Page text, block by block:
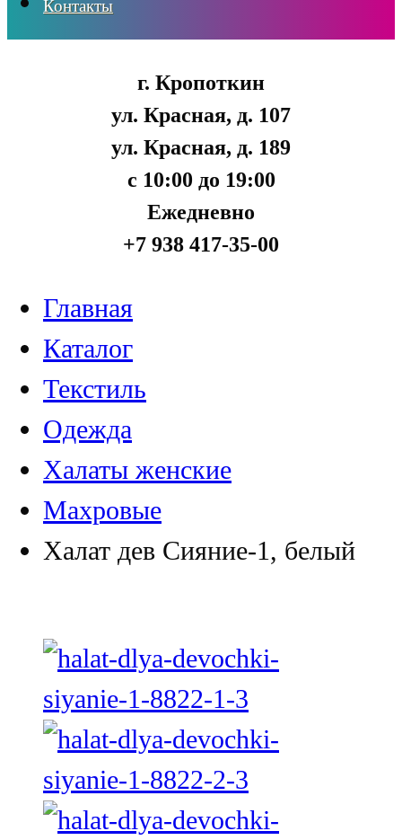
Контакты
г. Кропоткин
ул. Красная, д. 107
ул. Красная, д. 189
с 10:00 до 19:00
Ежедневно
+7 938 417-35-00
Главная
Каталог
Текстиль
Одежда
Халаты женские
Махровые
Халат дев Сияние-1, белый